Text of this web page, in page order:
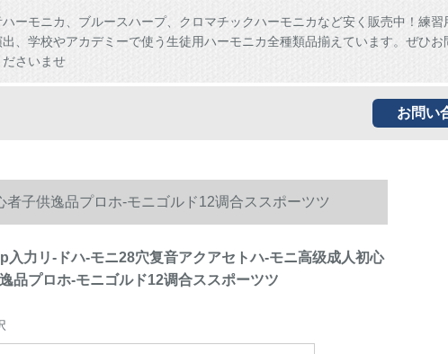
ハーモニカ、ブルースハープ、クロマチックハーモニカなど安く販売中！練習
出、学校やアカデミーで使う生徒用ハーモニカ全種類品揃えています。ぜひお
ださいませ
お問い
子供逸品プロホ-モニゴルド12调合ススポーツツ
入力リ-ドハ-モニ28穴复音アクアセトハ-モニ高级成人初心
品プロホ-モニゴルド12调合ススポーツツ